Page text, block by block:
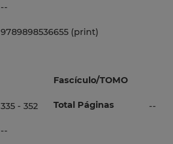
--
9789898536655 (print)
Fascículo/TOMO
335 - 352 Total Páginas --
--